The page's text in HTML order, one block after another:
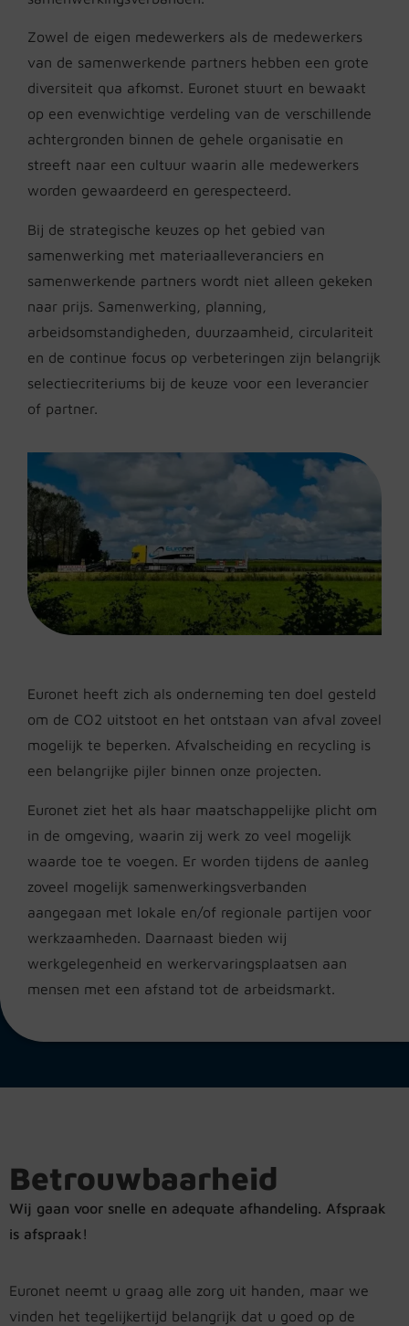
Zowel de eigen medewerkers als de medewerkers
van de samenwerkende partners hebben een grote
diversiteit qua afkomst. Euronet stuurt en bewaakt
op een evenwichtige verdeling van de verschillende
achtergronden binnen de gehele organisatie en
streeft naar een cultuur waarin alle medewerkers
worden gewaardeerd en gerespecteerd.
Bij de strategische keuzes op het gebied van
samenwerking met materiaalleveranciers en
samenwerkende partners wordt niet alleen gekeken
naar prijs. Samenwerking, planning,
arbeidsomstandigheden, duurzaamheid, circulariteit
en de continue focus op verbeteringen zijn belangrijk
selectiecriteriums bij de keuze voor een leverancier
of partner.
Euronet heeft zich als onderneming ten doel gesteld
om de CO2 uitstoot en het ontstaan van afval zoveel
mogelijk te beperken. Afvalscheiding en recycling is
een belangrijke pijler binnen onze projecten.
Euronet ziet het als haar maatschappelijke plicht om
in de omgeving, waarin zij werk zo veel mogelijk
waarde toe te voegen. Er worden tijdens de aanleg
zoveel mogelijk samenwerkingsverbanden
aangegaan met lokale en/of regionale partijen voor
werkzaamheden. Daarnaast bieden wij
werkgelegenheid en werkervaringsplaatsen aan
mensen met een afstand tot de arbeidsmarkt.
Betrouwbaarheid
Wij gaan voor snelle en adequate afhandeling. Afspraak
is afspraak!
Euronet neemt u graag alle zorg uit handen, maar we
vinden het tegelijkertijd belangrijk dat u goed op de